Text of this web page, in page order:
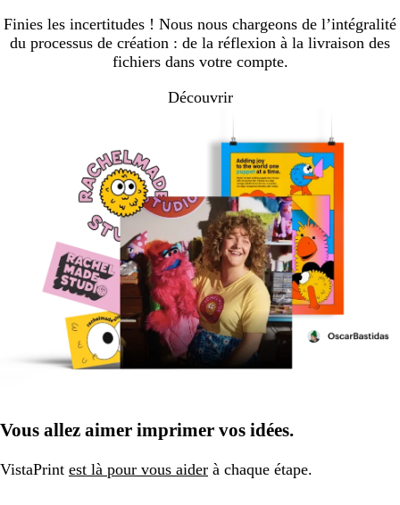
Finies les incertitudes ! Nous nous chargeons de l’intégralité
du processus de création : de la réflexion à la livraison des
fichiers dans votre compte.
Découvrir
Vous allez aimer imprimer vos idées.
VistaPrint est là pour vous aider à chaque étape.